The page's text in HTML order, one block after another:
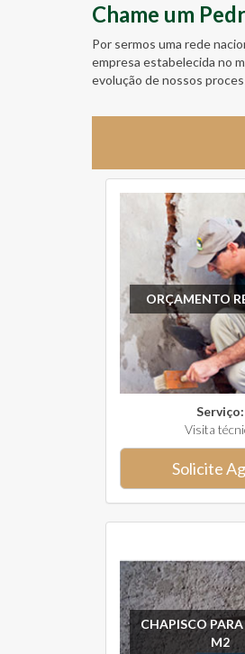
Chame um
Por sermos uma rede
empresa estabelecida no
evolução de nossos
ORÇAMENTO
Serviço:
Visita
Solicite
CHAPISCO
M2